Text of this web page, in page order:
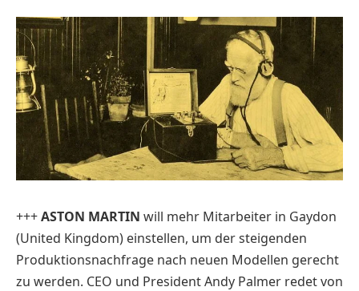
+++ASTON MARTIN will mehr Mitarbeiter in Gaydon
(United Kingdom) einstellen, um der steigenden
Produktionsnachfrage nach neuen Modellen gerecht
zu werden. CEO und President Andy Palmer redet von